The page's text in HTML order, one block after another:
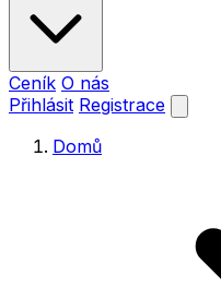
Ceník O nás
Přihlásit Registrace
Domů